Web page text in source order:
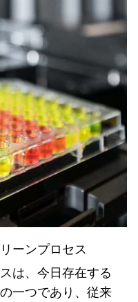
ーンプロセス
は、今日存在する
一つであり、従来